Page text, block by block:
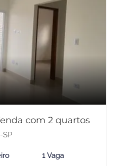
com 2 quartos
SP
1 Vaga